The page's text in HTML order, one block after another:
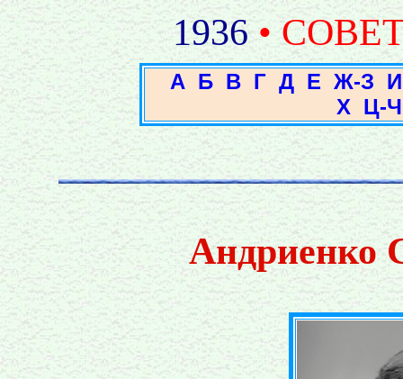
1936 •
А Б В Г Д Е Ж-З И
Х Ц-Ч
Андриенко